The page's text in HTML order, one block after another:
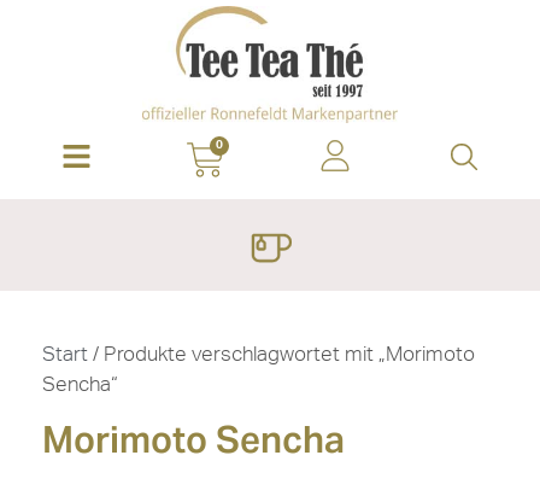
0
Start / Produkte verschlagwortet mit „Morimoto
Sencha“
Morimoto Sencha